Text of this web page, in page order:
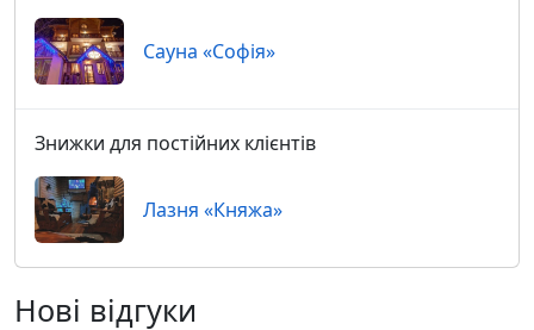
Сауна «Софія»
Знижки для постійних клієнтів
Лазня «Княжа»
Нові відгуки